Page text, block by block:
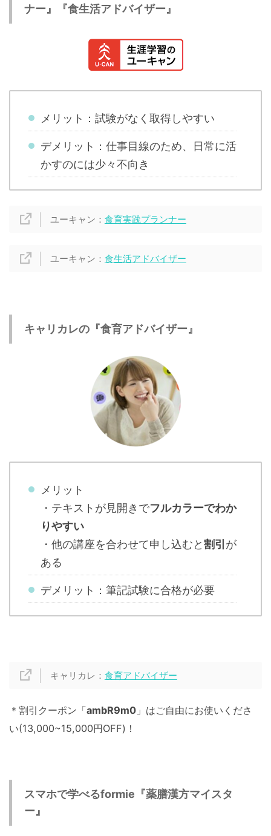
ナー』『食生活アドバイザー』
メリット：試験がなく取得しやすい
デメリット：仕事目線のため、日常に活
かすのには少々不向き
ユーキャン： 食育実践プランナー
ユーキャン： 食生活アドバイザー
キャリカレの『食育アドバイザー』
メリット
・テキストが見開きでフルカラーでわか
りやすい
・他の講座を合わせて申し込むと割引 が
ある
デメリット：筆記試験に合格が必要
キャリカレ： 食育アドバイザー
＊割引クーポン「ambR9m0 」はご自由にお使いくださ
い(13,000~15,000円OFF)！
スマホで学べるformie『薬膳漢方マイスタ
ー』